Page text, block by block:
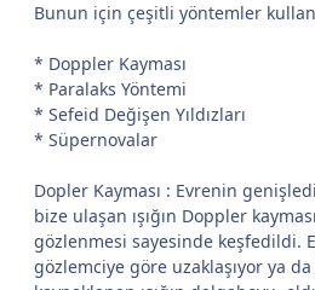
Bunun için çeşitli yöntemler
* Doppler Kayması
* Paralaks Yöntemi
* Sefeid Değişen Yıldızları
* Süpernovalar
Dopler Kayması : Evrenin
bize ulaşan ışığın Doppler
gözlenmesi sayesinde keşfedildi.
gözlemciye göre uzaklaşıyor ya